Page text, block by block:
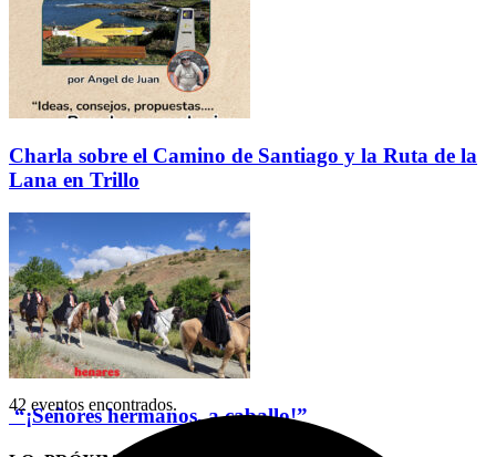
Charla sobre el Camino de Santiago y la Ruta de la
Lana en Trillo
“¡Señores hermanos, a caballo!”
42 eventos encontrados.